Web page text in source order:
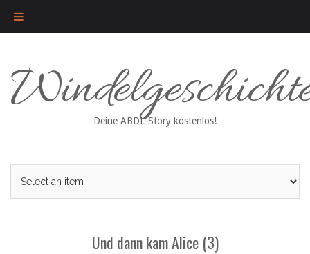
content
Deine ABDL-Story kostenlos!
Und dann kam Alice (3)